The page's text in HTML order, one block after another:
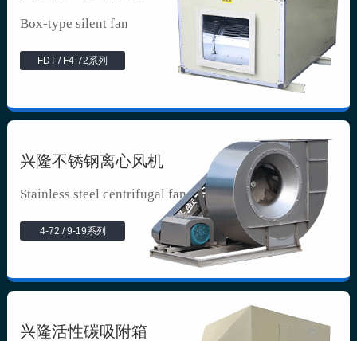
Box-type silent fan
FDT / F4-72系列
兴隆不锈钢离心风机
Stainless steel centrifugal fan
4-72 / 9-19系列
兴隆活性碳吸附箱